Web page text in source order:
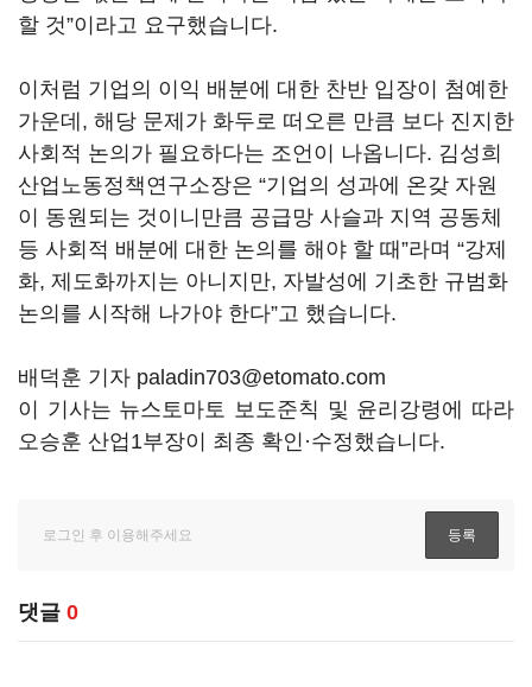
할 것”이라고 요구했습니다.
이처럼 기업의 이익 배분에 대한 찬반 입장이 첨예한
가운데 , 해당 문제가 화두로 떠오른 만큼 보다 진지한
사회적 논의가 필요하다는 조언이 나옵니다. 김성희
산업노동정책연구소장은 “기업의 성과에 온갖 자원
이 동원되는 것이니만큼 공급망 사슬과 지역 공동체
등 사회적 배분에 대한 논의를 해야 할 때 ”라며 “강제
화, 제도화까지는 아니지만, 자발성에 기초한 규범화
논의를 시작해 나가야 한다”고 했습니다.
배덕훈 기자 paladin703@etomato.com
이 기사는 뉴스토마토 보도준칙 및 윤리강령에 따라
오승훈 산업1부장이 최종 확인·수정했습니다.
댓글 0